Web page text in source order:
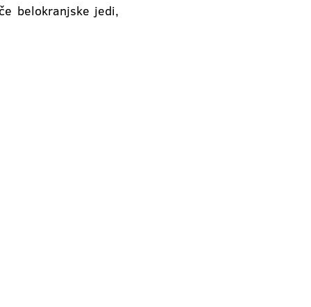
belokranjske jedi,